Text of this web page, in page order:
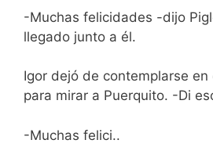
-Muchas felicidades -dijo
llegado junto a él.
Igor dejó de contemplarse
para mirar a Puerquito. -Di
-Muchas felici..